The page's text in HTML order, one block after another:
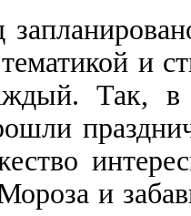
и
Так, в
и